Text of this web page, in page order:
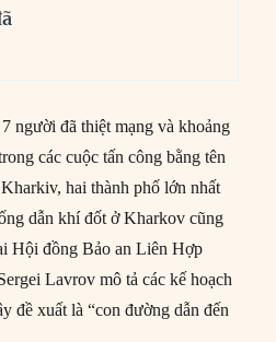
7 người đã thiệt mạng và khoảng
các cuộc tấn công bằng tên
hai thành phố lớn nhất
dẫn khí đốt ở Kharkov cũng
Hội đồng Bảo an Liên Hợp
Lavrov mô tả các kế hoạch
đề xuất là “con đường dẫn đến